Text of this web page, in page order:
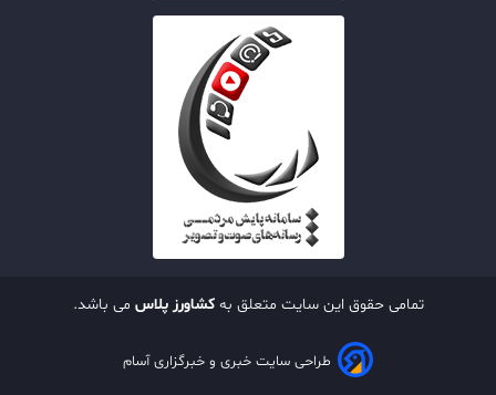
تمامی حقوق این سایت متعلق بهکشاورز پلاس می باشد.
طراحی سایت خبری و خبرگزاری آسام